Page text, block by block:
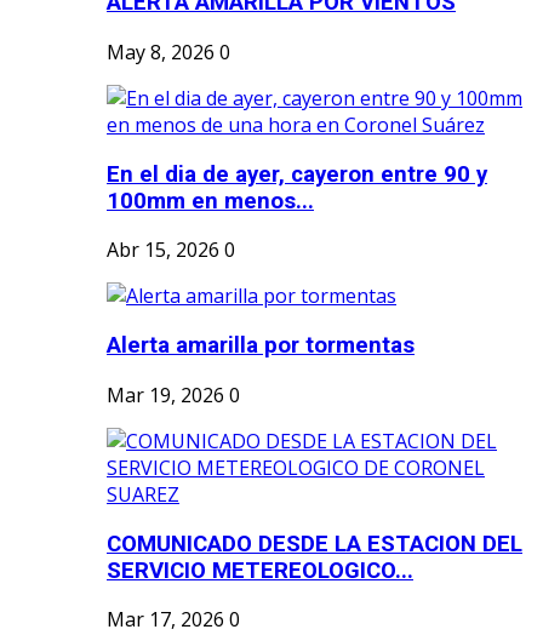
May 8, 2026 0
En el dia de ayer, cayeron entre 90 y
100mm en menos...
Abr 15, 2026 0
Alerta amarilla por tormentas
Mar 19, 2026 0
COMUNICADO DESDE LA ESTACION DEL
SERVICIO METEREOLOGICO...
Mar 17, 2026 0